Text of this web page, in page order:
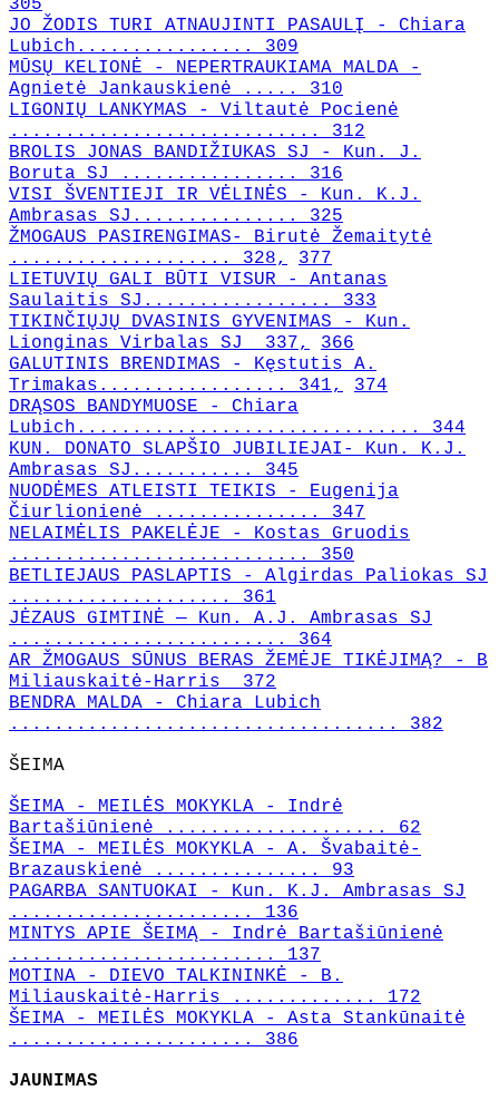
305
JO ŽODIS TURI ATNAUJINTI PASAULĮ - Chiara
Lubich................ 309
MŪSŲ KELIONĖ - NEPERTRAUKIAMA MALDA -
Agnietė Jankauskienė ..... 310
LIGONIŲ LANKYMAS - Viltautė Pocienė
............................ 312
BROLIS JONAS BANDIŽIUKAS SJ - Kun. J.
Boruta SJ ................ 316
VISI ŠVENTIEJI IR VĖLINĖS - Kun. K.J.
Ambrasas SJ............... 325
ŽMOGAUS PASIRENGIMAS- Birutė Žemaitytė
.................... 328,
377
LIETUVIŲ GALI BŪTI VISUR - Antanas
Saulaitis SJ................. 333
TIKINČIŲJŲ DVASINIS GYVENIMAS - Kun.
Lionginas Virbalas SJ 337,
366
GALUTINIS BRENDIMAS - Kęstutis A.
Trimakas................. 341,
374
DRĄSOS BANDYMUOSE - Chiara
Lubich............................... 344
KUN. DONATO SLAPŠIO JUBILIEJAI- Kun. K.J.
Ambrasas SJ........... 345
NUODĖMES ATLEISTI TEIKIS - Eugenija
Čiurlionienė ............... 347
NELAIMĖLIS PAKELĖJE - Kostas Gruodis
........................... 350
BETLIEJAUS PASLAPTIS - Algirdas Paliokas SJ
.................... 361
JĖZAUS GIMTINĖ — Kun. A.J. Ambrasas SJ
......................... 364
AR ŽMOGAUS SŪNUS BERAS ŽEMĖJE TIKĖJIMĄ? - B
Miliauskaitė-Harris 372
BENDRA MALDA - Chiara Lubich
................................... 382
ŠEIMA
ŠEIMA - MEILĖS MOKYKLA - Indrė
Bartašiūnienė .................... 62
ŠEIMA - MEILĖS MOKYKLA - A. Švabaitė-
Brazauskienė ............... 93
PAGARBA SANTUOKAI - Kun. K.J. Ambrasas SJ
...................... 136
MINTYS APIE ŠEIMĄ - Indrė Bartašiūnienė
........................ 137
MOTINA - DIEVO TALKININKĖ - B.
Miliauskaitė-Harris ............. 172
ŠEIMA - MEILĖS MOKYKLA - Asta Stankūnaitė
...................... 386
JAUNIMAS